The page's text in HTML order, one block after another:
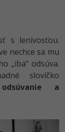
s lenivosťou.
nechce sa mu
„iba“ odsúva.
slovíčko
odsúvanie a